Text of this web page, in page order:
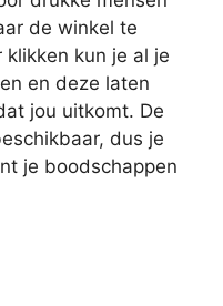
de winkel te
kun je al je
en deze laten
jou uitkomt. De
dus je
je boodschappen